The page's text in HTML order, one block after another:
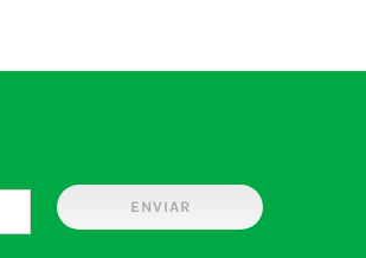
ENVIAR